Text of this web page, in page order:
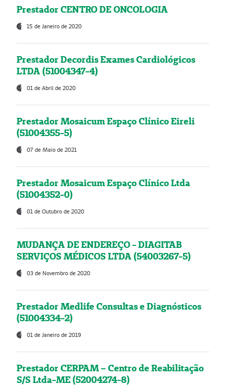
Prestador CENTRO DE ONCOLOGIA
15 de Janeiro de 2020
Prestador Decordis Exames Cardiológicos
LTDA (51004347-4)
01 de Abril de 2020
Prestador Mosaicum Espaço Clínico Eireli
(51004355-5)
07 de Maio de 2021
Prestador Mosaicum Espaço Clínico Ltda
(51004352-0)
01 de Outubro de 2020
MUDANÇA DE ENDEREÇO - DIAGITAB
SERVIÇOS MÉDICOS LTDA (54003267-5)
03 de Novembro de 2020
Prestador Medlife Consultas e Diagnósticos
(51004334-2)
01 de Janeiro de 2019
Prestador CERPAM – Centro de Reabilitação
S/S Ltda-ME (52004274-8)